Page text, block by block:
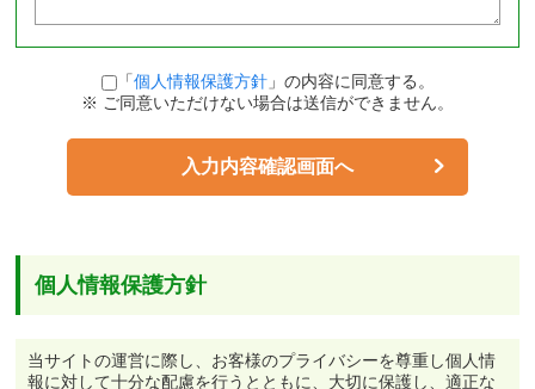
「個人情報保護方針」の内容に同意する。
※ ご同意いただけない場合は送信ができません。
入力内容確認画面へ
個人情報保護方針
当サイトの運営に際し、お客様のプライバシーを尊重し個人情
報に対して十分な配慮を行うとともに、大切に保護し、適正な